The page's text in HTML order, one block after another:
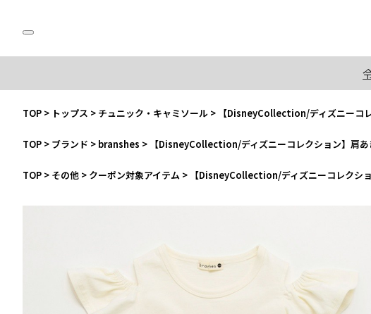
TOP > トップス > チュニック・キャミソール > 【DisneyCollection/ディズニーコ
TOP > ブランド > branshes > 【DisneyCollection/ディズニーコレクション】肩あ
TOP > その他 > クーポン対象アイテム > 【DisneyCollection/ディズニーコレクシ